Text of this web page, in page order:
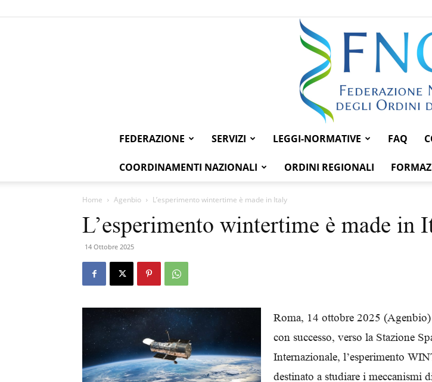
degli
FEDERAZIONE SERVIZI LEGGI-NORMATIVE FAQ
COORDINAMENTI NAZIONALI ORDINI REGIONALI
Home Agenbio L’esperimento wintertime è made in Italy
L’esperimento wintertime è made in
14 Ottobre 2025
Roma, 14 ottobre 2025
con successo, verso la Stazione
Internazionale, l’esperimento
destinato a studiare i meccanismi